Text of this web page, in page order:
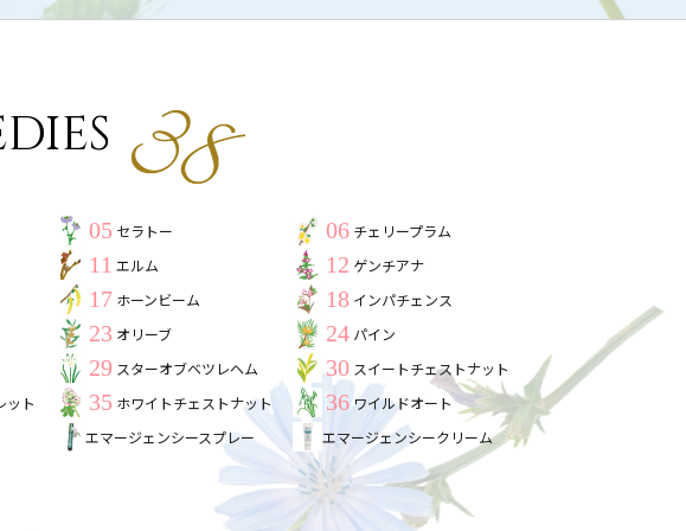
05 セラトー 06 チェリープラム
11 エルム 12 ゲンチアナ
17 ホーンビーム 18 インパチェンス
23 オリーブ 24 パイン
29 スターオブベツレヘム 30 スイートチェストナット
ット 35 ホワイトチェストナット 36ワイルドオート
エマージェンシースプレー エマージェンシークリーム